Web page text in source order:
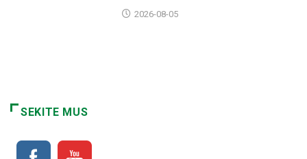
2026-08-05
SEKITE MUS